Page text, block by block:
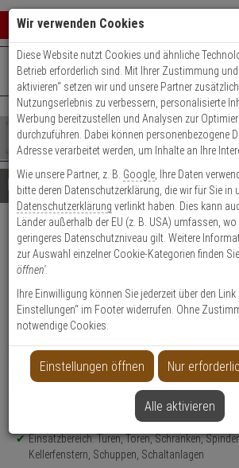
Warenkorb schließen
0 ARTIKEL IM
Ihr Warenkorb
Ergebnisse ()
Shop
durchsuchen
Bitte
geben
Sie
mindestens
Zeichen
ein,
um
Suche
Es
wurde
noch
Kategorien
Suche
gestartet
+49 (0)821 899 493-0Mo. - Do.: 8:00 - 16:30 |
Kontaktservice nutzen
Details Beratung
ABUS Messing 75/
Vorhangschloss
Produktmerkmale
Datenblatt drucken
Weitere Varianten...
Vorhangschloss - Modell: Messing 75, Messing
Einsatzbereich: Türen, Toren, Schränken,
Kellerfenstern, Schuppen, Schaltanlagen
Wir verwenden Cookies
Diese Website nutzt Cookies und ähnliche
Betrieb erforderlich sind. Mit Ihrer Zustimmung
aktivieren“ setzen wir und unsere Partner
Nutzungserlebnis zu verbessern, personalisierte
Werbung bereitzustellen und Analysen zur
durchzuführen. Dabei können personenbezogene
Adresse verarbeitet werden, um Inhalte an Ihre
Wie unsere Partner, z. B. Google , Ihre Daten
bitte deren Datenschutzerklärung, die wir für Sie in
Datenschutzerklärung verlinkt haben. Dies kann
Länder außerhalb der EU (z. B. USA) umfassen,
geringeres Datenschutzniveau gilt. Weitere
zur Auswahl einzelner Cookie-Kategorien finden
öffnen'.
Ihre Einwilligung können Sie jederzeit über den
Einstellungen“ im Footer widerrufen. Ohne
notwendige Cookies.
Einstellungen öffnen Nur
Alle aktivieren